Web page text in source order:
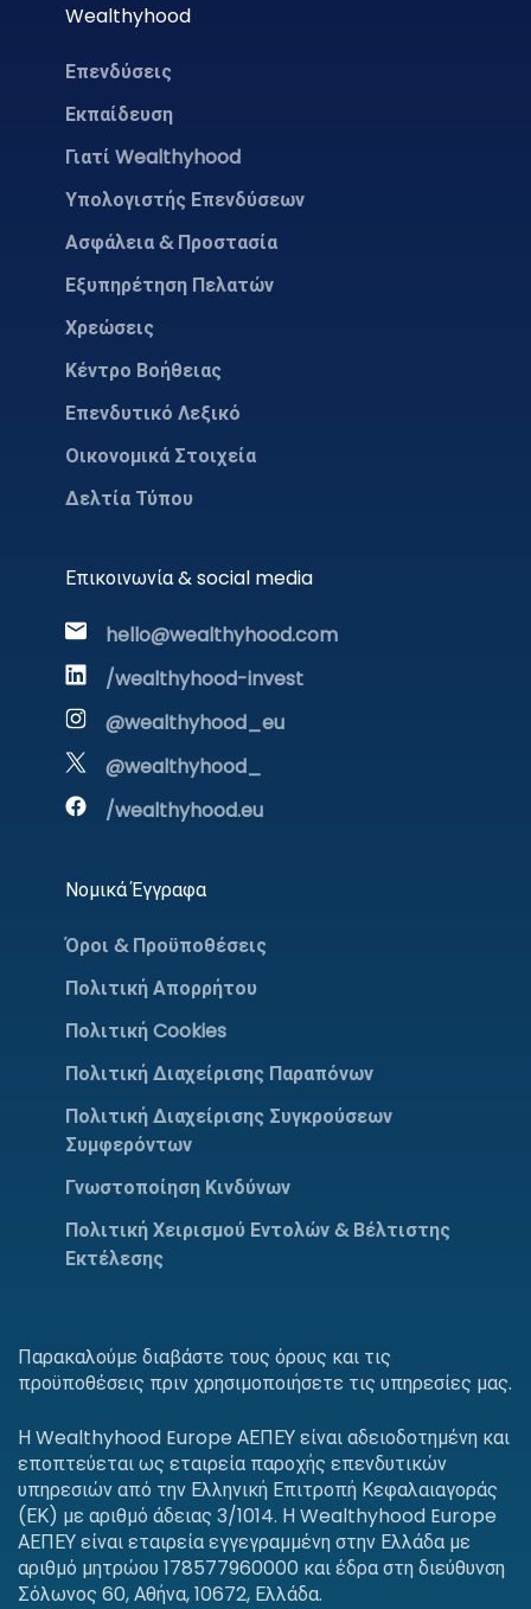
Wealthyhood
Επενδύσεις
Εκπαίδευση
Γιατί Wealthyhood
Υπολογιστής Επενδύσεων
Ασφάλεια & Προστασία
Εξυπηρέτηση Πελατών
Χρεώσεις
Κέντρο Βοήθειας
Επενδυτικό Λεξικό
Οικονομικά Στοιχεία
Δελτία Τύπου
Επικοινωνία & social media
hello@wealthyhood.com
/wealthyhood-invest
@wealthyhood_eu
@wealthyhood_
/wealthyhood.eu
Νομικά Έγγραφα
Όροι & Προϋποθέσεις
Πολιτική Απορρήτου
Πολιτική Cookies
Πολιτική Διαχείρισης Παραπόνων
Πολιτική Διαχείρισης Συγκρούσεων
Συμφερόντων
Γνωστοποίηση Κινδύνων
Πολιτική Χειρισμού Εντολών & Βέλτιστης
Εκτέλεσης
Παρακαλούμε διαβάστε τους όρους και τις
προϋποθέσεις πριν χρησιμοποιήσετε τις υπηρεσίες μας.
Η Wealthyhood Europe ΑΕΠΕΥ είναι αδειοδοτημένη και
εποπτεύεται ως εταιρεία παροχής επενδυτικών
υπηρεσιών από την Ελληνική Επιτροπή Κεφαλαιαγοράς
(ΕΚ) με αριθμό άδειας 3/1014. Η Wealthyhood Europe
ΑΕΠΕΥ είναι εταιρεία εγγεγραμμένη στην Ελλάδα με
αριθμό μητρώου 178577960000 και έδρα στη διεύθυνση
Σόλωνος 60, Αθήνα, 10672, Ελλάδα.